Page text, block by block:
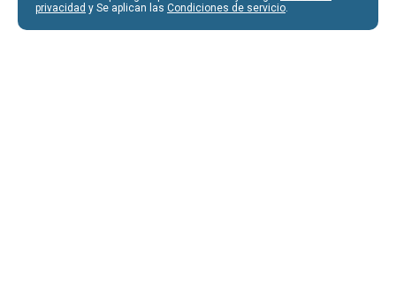
privacidad y Se aplican las Condiciones de servicio